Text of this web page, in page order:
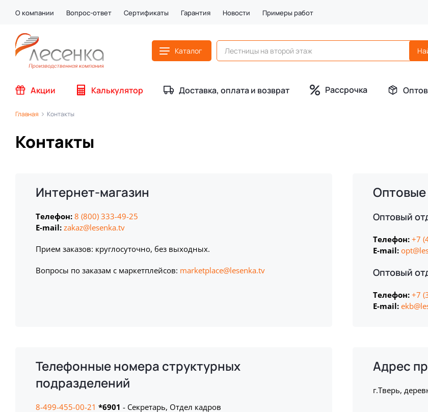
О компании Вопрос-ответ Сертификаты Гарантия Новости Примеры работ
Каталог
Акции Калькулятор Доставка, оплата и возврат Рассрочка
Главная Контакты
Контакты
Интернет-магазин
Телефон: 8 (800) 333-49-25
E-mail: zakaz@lesenka.tv
Прием заказов: круглосуточно, без выходных.
Вопросы по заказам с маркетплейсов: marketplace@lesenka.tv
Оптовый
Телефон: +7
E-mail:
Оптовый
Телефон: +7
E-mail:
Телефонные номера структурных
подразделений
8-499-455-00-21 *6901 - Секретарь, Отдел кадров
Адрес
г.Тверь,